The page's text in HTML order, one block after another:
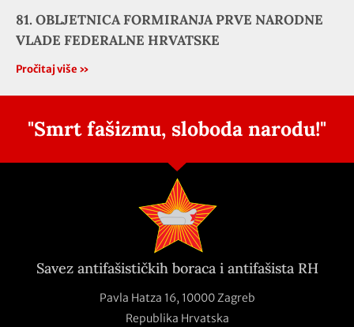
81. OBLJETNICA FORMIRANJA PRVE NARODNE
VLADE FEDERALNE HRVATSKE
Pročitaj više »
"Smrt fašizmu, sloboda narodu!"
Savez antifašističkih boraca i antifašista RH
Pavla Hatza 16, 10000 Zagreb
Republika Hrvatska